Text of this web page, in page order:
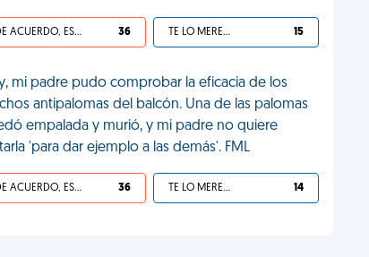
DE ACUERDO, ES UNA VIDA HP 36 TE LO MERECES 15
mi padre pudo comprobar la eficacia de los
antipalomas del balcón. Una de las palomas
empalada y murió, y mi padre no quiere
'para dar ejemplo a las demás'. FML
DE ACUERDO, ES UNA VIDA HP 36 TE LO MERECES 14